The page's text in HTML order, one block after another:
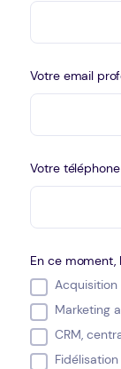
Votre email
Votre
En ce moment,
Marketing
CRM,